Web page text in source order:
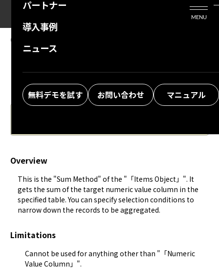
パートナー
導入事例
ニュース
無料デモを試す お問い合わせ マニュアル
MENU
05.16.2025
Developer Function: Server Script:
items.Sum
Overview
This is the "Sum Method" of the "「Items Object」". It
gets the sum of the target numeric value column in the
specified table. You can specify selection conditions to
narrow down the records to be aggregated.
Limitations
Cannot be used for anything other than "「Numeric
Value Column」".